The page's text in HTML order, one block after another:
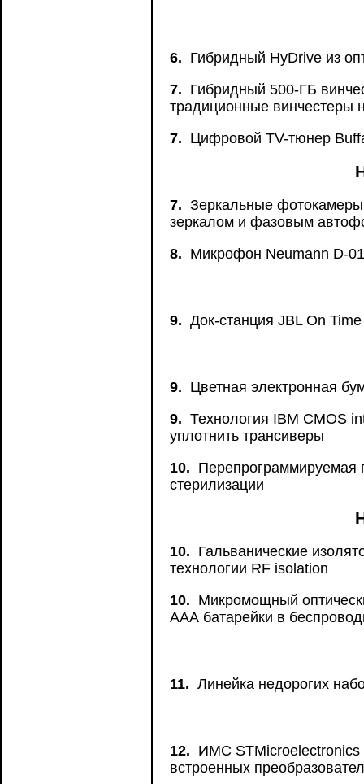
6. Гибридный HyDrive из
7. Гибридный 500-ГБ
традиционные винчестеры
7. Цифровой TV-тюнер
7. Зеркальные
зеркалом и фазовым
8. Микрофон Neumann D-
9. Док-станция JBL On
9. Цветная электронная
9. Технология IBM CMOS
уплотнить трансиверы
10. Перепрограммируемая
стерилизации
10. Гальванические
технологии RF isolation
10. Микромощный
ААА батарейки в
11. Линейка недорогих
12. ИМС STMicroelectronics
встроенных